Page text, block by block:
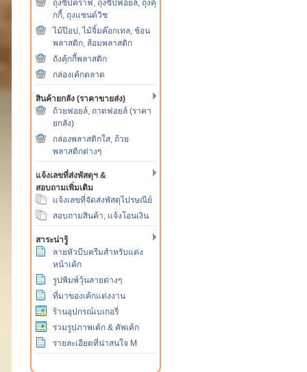
ถุงซิปคราฟ, ถุงซิปฟอยล์, ถุงคุ้
กกี้, ถุงแซนด์วิช
ไม้ป๊อป, ไม้จิ้มค๊อกเทล, ช้อน
พลาสติก, ส้อมพลาสติก
ถังคุ้กกี้พลาสติก
กล่องเค้กตลาด
สินค้ายกลัง (ราคาขายส่ง)
ถ้วยฟอยล์, ถาดฟอยล์ (ราคา
ยกลัง)
กล่องพลาสติกใส, ถ้วย
พลาสติกต่างๆ
แจ้งเลขที่ส่งพัสดุฯ &
สอบถามเพิ่มเติม
แจ้งเลขที่จัดส่งพัสดุไปรษณีย์
สอบถามสินค้า, แจ้งโอนเงิน
สาระน่ารู้
ลายหัวบีบครีมสำหรับแต่ง
หน้าเค้ก
รูปพิมพ์วุ้นลายต่างๆ
ที่มาของเค้กแต่งงาน
ร้านอุปกรณ์เบเกอรี่
รวมรูปภาพเค้ก & คัพเค้ก
รายละเอียดที่น่าสนใจ M